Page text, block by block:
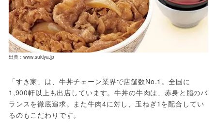
出典：www.sukiya.jp
「すき家」は、牛丼チェーン業界で店舗数No.1。全国に
1,900軒以上も出店しています。牛丼の牛肉は、赤身と脂のバ
ランスを徹底追求。また牛肉4に対し、玉ねぎ1を配合してい
るのもこだわりです。